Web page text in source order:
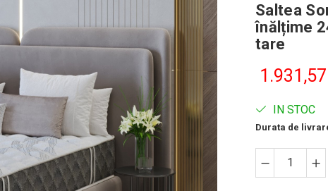
Saltea
înălțime
tare
IN STOC
Durata de